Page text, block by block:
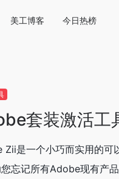
美工博客 今日热榜
套装激活工
Zii是一个小巧而实用的可
忘记所有Adobe现有产品